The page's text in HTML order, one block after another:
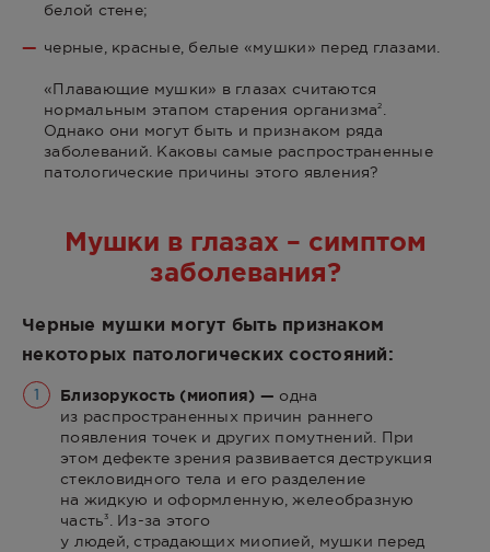
белой стене;
черные, красные, белые «мушки» перед глазами.
«Плавающие мушки» в глазах считаются
нормальным этапом старения организма2
Однако они могут быть и признаком ряда
заболеваний. Каковы самые распространенные
патологические причины этого явления?
Мушки в глазах – симптом
заболевания?
Черные мушки могут быть признаком
некоторых патологических состояний:
1 Близорукость (миопия) — одна
из распространенных причин раннего
появления точек и других помутнений. При
этом дефекте зрения развивается деструкция
стекловидного тела и его разделение
на жидкую и оформленную, желеобразную
часть3
. Из-за этого
у людей, страдающих миопией, мушки перед